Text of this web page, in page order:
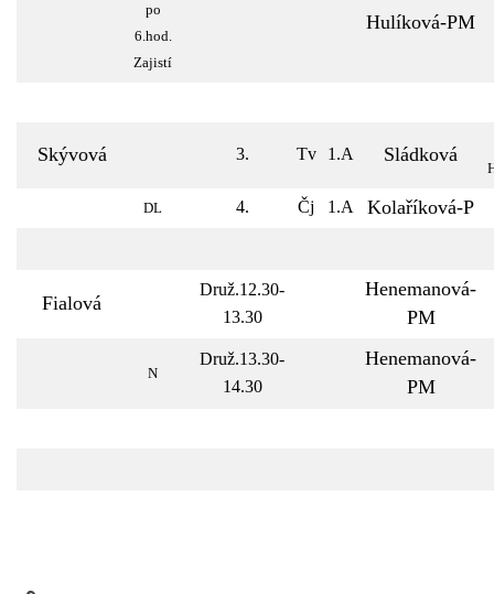
po
6.hod.
Zajistí
Hulíková-PM
Skývová 3. Tv 1.A Sládková
DL 4. Čj 1.A Kolaříková-P
Fialová
Druž.12.30-
13.30
Henemanová-
PM
N
Druž.13.30-
14.30
Henemanová-
PM